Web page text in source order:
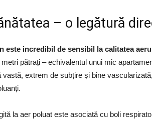
– o legătură
este incredibil de sensibil la calitatea
pătrați – echivalentul unui mic
vastă, extrem de subțire și bine
la aer poluat este asociată cu boli